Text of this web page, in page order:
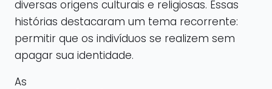
diversas origens culturais e religiosas. Essas
histórias destacaram um tema recorrente:
permitir que os indivíduos se realizem sem
apagar sua identidade.
As